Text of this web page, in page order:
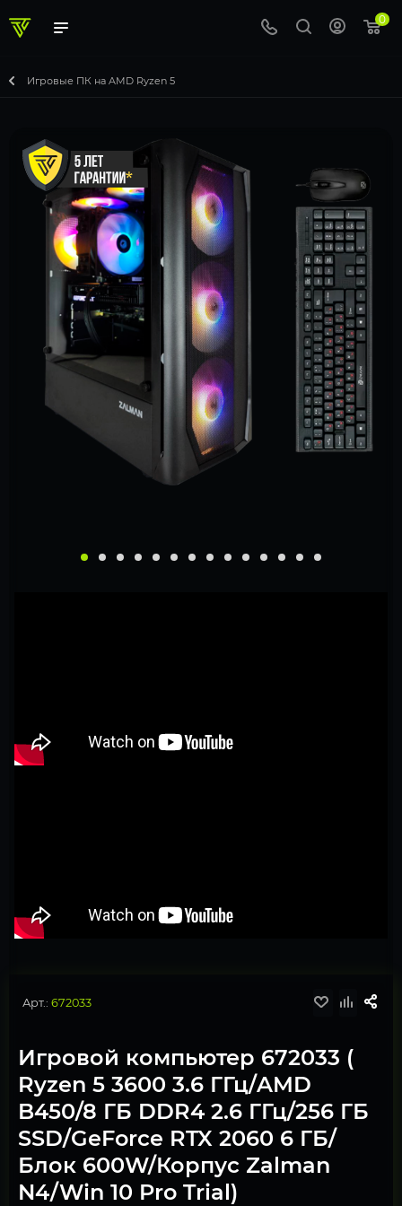
0
Игровые ПК на AMD Ryzen 5
Арт.: 672033
Игровой компьютер 672033 (
Ryzen 5 3600 3.6 ГГц/AMD
B450/8 ГБ DDR4 2.6 ГГц/256 ГБ
SSD/GeForce RTX 2060 6 ГБ/
Блок 600W/Корпус Zalman
N4/Win 10 Pro Trial)